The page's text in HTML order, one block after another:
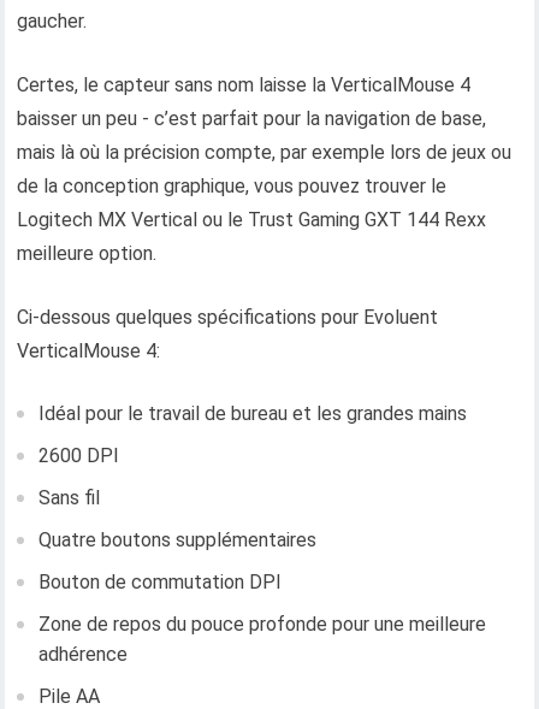
gaucher.
Certes, le capteur sans nom laisse la VerticalMouse 4
baisser un peu - c’est parfait pour la navigation de base,
mais là où la précision compte, par exemple lors de jeux ou
de la conception graphique, vous pouvez trouver le
Logitech MX Vertical ou le Trust Gaming GXT 144 Rexx
meilleure option.
Ci-dessous quelques spécifications pour Evoluent
VerticalMouse 4:
Idéal pour le travail de bureau et les grandes mains
2600 DPI
Sans fil
Quatre boutons supplémentaires
Bouton de commutation DPI
Zone de repos du pouce profonde pour une meilleure
adhérence
Pile AA